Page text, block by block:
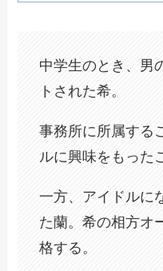
中学生のとき、男
トされた希。
事務所に所属する
ルに興味をもった
一方、アイドルに
た蘭。希の相方オ
格する。